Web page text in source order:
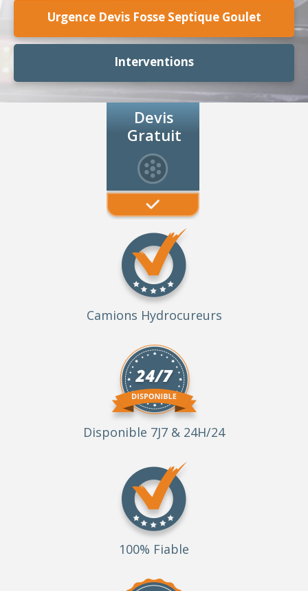
Urgence Devis Fosse Septique Goulet
Interventions
Devis
Gratuit
Camions Hydrocureurs
Disponible 7J7 & 24H/24
100% Fiable